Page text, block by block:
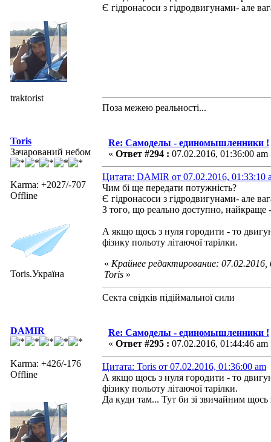
traktorist
Є гідронасоси з гідродвигунами- але
Поза межею реальностi...
Toris
Зачарований небом
Karma: +2027/-707
Offline
Toris.Україна
Re: Самоделы - единомышленники !
« Ответ #294 : 07.02.2016, 01:36:00 am
Цитата: DAMIR от 07.02.2016, 01:33:10
Чим бі ще передати потужність?
Є гідронасоси з гідродвигунами- але
З того, що реально доступно,
А якщо щось з нуля городити - то
фізику польоту літаючої тарілки.
« Крайнее редактирование:
Toris »
Секта свідків підіймальної сили
DAMIR
Karma: +426/-176
Offline
Re: Самоделы - единомышленники !
« Ответ #295 : 07.02.2016, 01:44:46 am
Цитата: Toris от 07.02.2016, 01:36:00 am
А якщо щось з нуля городити - то
фізику польоту літаючої тарілки.
Да куди там... Тут би зі звичайним щось